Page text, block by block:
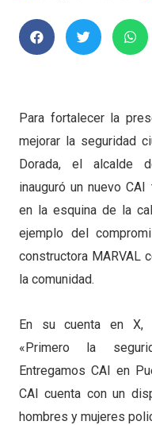
Para fortalecer la
mejorar la seguridad
Dorada, el alcalde
inauguró un nuevo
en la esquina de la
ejemplo del
constructora MARVAL
la comunidad.
En su cuenta en X,
«Primero la
Entregamos CAI en
CAI cuenta con un
hombres y mujeres